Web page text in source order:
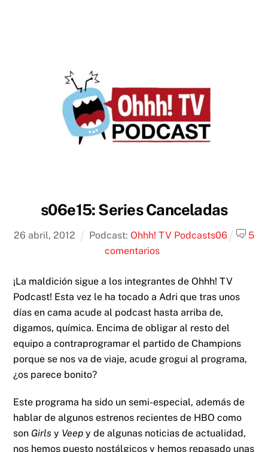
s06e15: Series Canceladas
26 abril,2012 Podcast: Ohhh! TV Podcasts06
5
comentarios
¡La maldición sigue a los integrantes de Ohhh! TV
Podcast! Esta vez le ha tocado a Adri que tras unos
días en cama acude al podcast hasta arriba de,
digamos, química. Encima de obligar al resto del
equipo a contraprogramar el partido de Champions
porque se nos va de viaje, acude grogui al programa,
¿os parece bonito?
Este programa ha sido un semi-especial, además de
hablar de algunos estrenos recientes de HBO como
son Girls y Veep y de algunas noticias de actualidad,
nos hemos puesto nostálgicos y hemos repasado unas